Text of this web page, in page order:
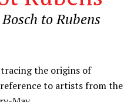
to Rubens
the origins of
to artists from the